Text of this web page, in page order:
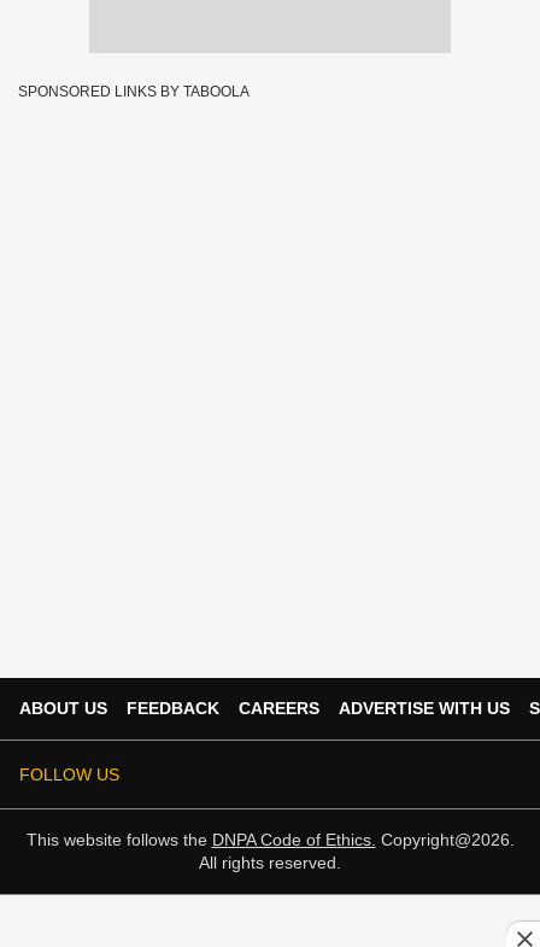
SPONSORED LINKS BY TABOOLA
ABOUT US FEEDBACK CAREERS ADVERTISE WITH US
FOLLOW US
This website follows the DNPA Code of Ethics. Copyright@2026.
All rights reserved.